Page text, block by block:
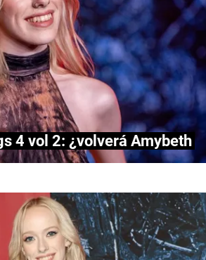
STAFF | CONTACTO
4 vol 2: ¿volverá Amybeth